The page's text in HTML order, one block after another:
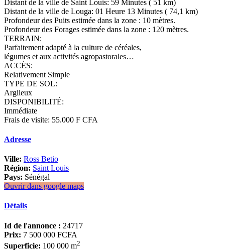
Distant de la ville de Saint Louis: 59 Minutes ( 51 km)
Distant de la ville de Louga: 01 Heure 13 Minutes ( 74,1 km)
Profondeur des Puits estimée dans la zone : 10 mètres.
Profondeur des Forages estimée dans la zone : 120 mètres.
TERRAIN:
Parfaitement adapté à la culture de céréales,
légumes et aux activités agropastorales…
ACCÈS:
Relativement Simple
TYPE DE SOL:
Argileux
DISPONIBILITÉ:
Immédiate
Frais de visite: 55.000 F CFA
Adresse
Ville: Ross Betio
Région: Saint Louis
Pays: Sénégal
Ouvrir dans google maps
Détails
Id de l'annonce : 24717
Prix: 7 500 000 FCFA
Superficie: 100 000 m2